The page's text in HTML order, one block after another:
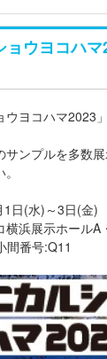
ョウヨコハ
ウヨコハマ2023
サンプルを多数
日(水)～3日(金)
横浜展示ホールA
間番号:Q11